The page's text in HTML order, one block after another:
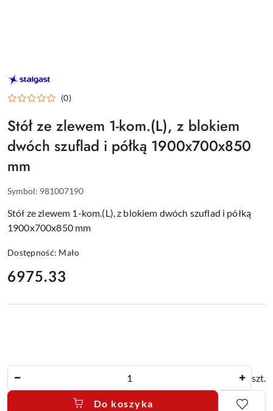
STALGAST
–
WYPOSAŻENIE
DLA
(0)
Stół ze zlewem 1-kom.(L), z blokiem
dwóch szuflad i półką 1900x700x850
mm
Symbol: 981007190
Stół ze zlewem 1-kom.(L), z blokiem dwóch szuflad i półką
1900x700x850 mm
Dostępność: Mało
cena:
6975.33
szt.
Do koszyka